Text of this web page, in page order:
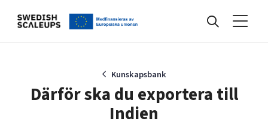
Kunskapsbank
Därför ska du exportera till
Indien